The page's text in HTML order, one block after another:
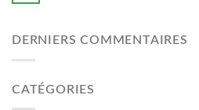
DERNIERS COMMENTAIRES
CATÉGORIES